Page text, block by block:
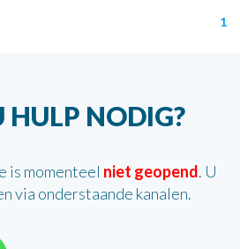
1
HULP NODIG?
is momenteel niet geopend. U
via onderstaande kanalen.